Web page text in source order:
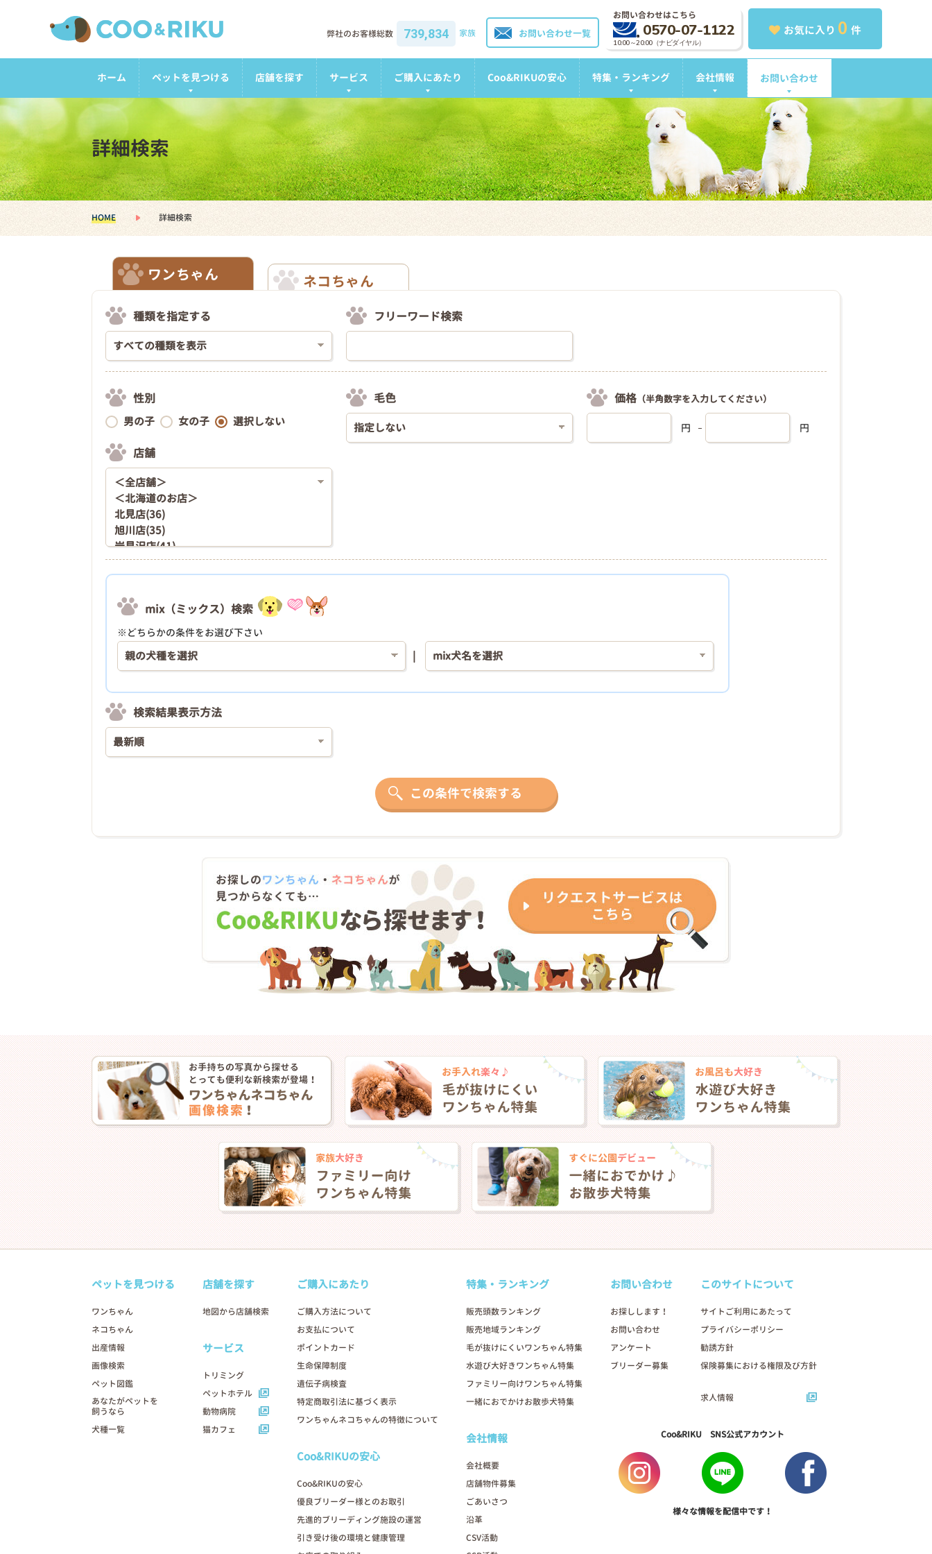
お気に入り 0 件
お問い合わせはこちら
0570-07-1122
10:00～20:00（ナビダイヤル）
お問い合わせ一覧
弊社のお客様総数 739,834 家族
ホーム ペットを見つける 店舗を探す サービス ご購入にあたり Coo&RIKUの安心 特集・ランキング 会社情報 お問い合わせ
詳細検索
HOME 詳細検索
ワンちゃん ネコちゃん
種類を指定する フリーワード検索
性別
男の子 女の子 選択しない
店舗
毛色 価格 （半角数字を入力してください）
円 円
mix（ミックス）検索
※どちらかの条件をお選び下さい
検索結果表示方法
この条件で検索する
ペットを見つける
ワンちゃん
ネコちゃん
出産情報
画像検索
ペット図鑑
あなたがペットを
飼うなら
犬種一覧
店舗を探す
地図から店舗検索
サービス
トリミング
ペットホテル
動物病院
猫カフェ
ご購入にあたり
ご購入方法について
お支払について
ポイントカード
生命保障制度
遺伝子病検査
特定商取引法に基づく表示
ワンちゃんネコちゃんの特徴について
Coo&RIKUの安心
Coo&RIKUの安心
優良ブリーダー様とのお取引
先進的ブリーディング施設の運営
引き受け後の環境と健康管理
特集・ランキング
販売頭数ランキング
販売地域ランキング
毛が抜けにくいワンちゃん特集
水遊び大好きワンちゃん特集
ファミリー向けワンちゃん特集
一緒におでかけお散歩犬特集
会社情報
会社概要
店舗物件募集
ごあいさつ
沿革
CSV活動
お問い合わせ
お探しします！
お問い合わせ
アンケート
ブリーダー募集
このサイトについて
サイトご利用にあたって
プライバシーポリシー
勧誘方針
保険募集における権限及び方針
求人情報
Coo&RIKU SNS公式アカウント
様々な情報を配信中です！